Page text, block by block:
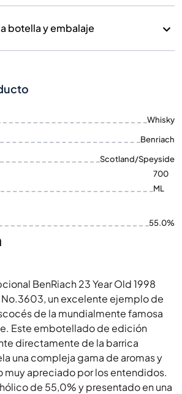
botella y embalaje
Whisky
Benriach
Scotland/Speyside
700
ML
55.0%
BenRiach 23 Year Old 1998
un excelente ejemplo de
de la mundialmente famosa
Este embotellado de edición
directamente de la barrica
una compleja gama de aromas y
muy apreciado por los entendidos.
de 55,0% y presentado en una